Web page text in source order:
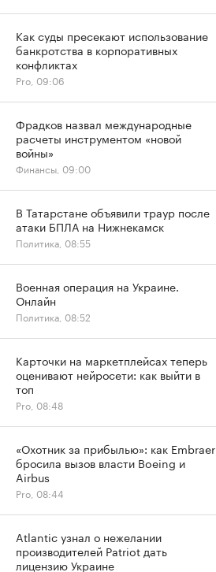
Как суды пресекают использование
банкротства в корпоративных
конфликтах
Pro, 09:06
Фрадков назвал международные
расчеты инструментом «новой
войны»
Финансы, 09:00
В Татарстане объявили траур после
атаки БПЛА на Нижнекамск
Политика, 08:55
Военная операция на Украине.
Онлайн
Политика, 08:52
Карточки на маркетплейсах теперь
оценивают нейросети: как выйти в
топ
Pro, 08:48
«Охотник за прибылью»: как Embraer
бросила вызов власти Boeing и
Airbus
Pro, 08:44
Atlantic узнал о нежелании
производителей Patriot дать
лицензию Украине